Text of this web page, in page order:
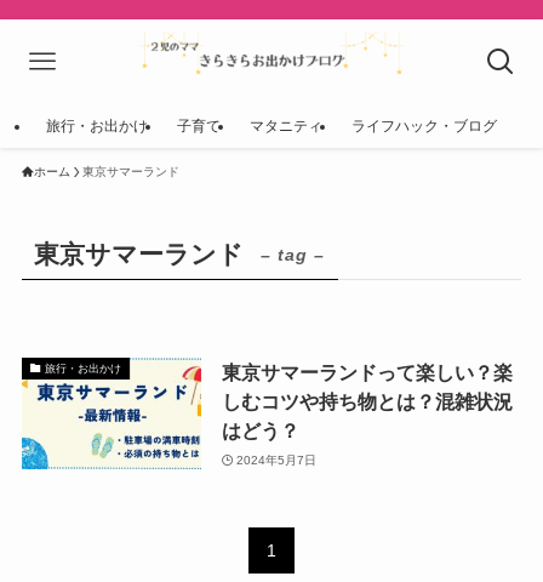
旅行・お出かけ 子育て マタニティ ライフハック・ブログ
ホーム 東京サマーランド
東京サマーランド – tag –
旅行・お出かけ
東京サマーランドって楽しい？楽
しむコツや持ち物とは？混雑状況
はどう？
2024年5月7日
1